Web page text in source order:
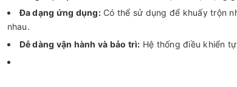
Đa dạng ứng dụng:Có thể sử dụng để khuấy trộn
nhau.
Dễ dàng vận hành và bảo trì: Hệ thống điều khiển